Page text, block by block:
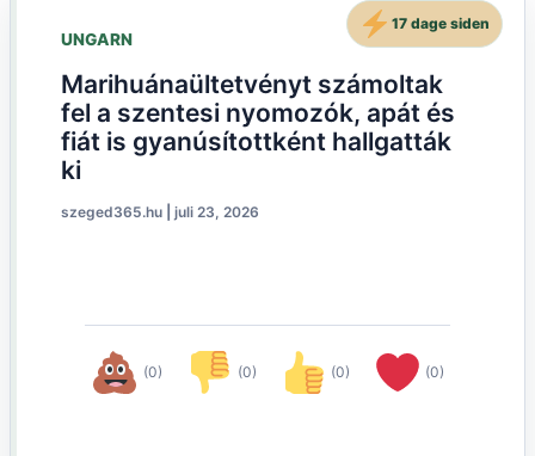
UNGARN
Marihuánaültetvényt számoltak
fel a szentesi nyomozók, apát és
fiát is gyanúsítottként hallgatták
ki
szeged365.hu juli 23, 2026
(0) (0) (0) (0)
17 dage siden